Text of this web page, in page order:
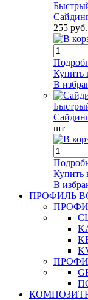
255 руб.
Купить
В
шт
Купить
В
ПРОФИЛЬ